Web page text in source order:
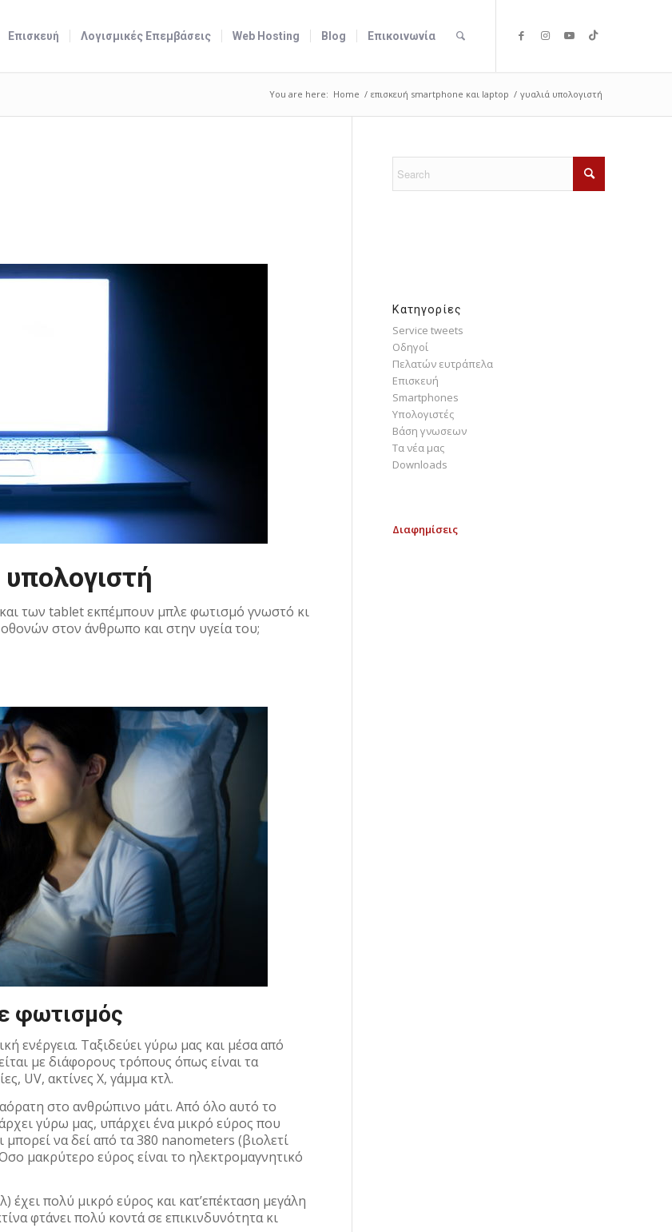
Επισκευή Λογισμικές Επεμβάσεις Web Hosting Blog Επικοινωνία
You are here: Home / επισκευή smartphone και laptop / γυαλιά υπολογιστή
υπολογιστή
των tablet εκπέμπουν μπλε φωτισμό γνωστό κι
στον άνθρωπο και στην υγεία του;
φωτισμός
ενέργεια. Ταξιδεύει γύρω μας και μέσα από
με διάφορους τρόπους όπως είναι τα
UV, ακτίνες Χ, γάμμα κτλ.
στο ανθρώπινο μάτι. Από όλο αυτό το
γύρω μας, υπάρχει ένα μικρό εύρος που
να δεί από τα 380 nanometers (βιολετί
μακρύτερο εύρος είναι το ηλεκτρομαγνητικό
πολύ μικρό εύρος και κατ’επέκταση μεγάλη
φτάνει πολύ κοντά σε επικινδυνότητα κι
Kατηγορίες
Service tweets
Οδηγοί
Πελατών ευτράπελα
Επισκευή
Smartphones
Υπολογιστές
Bάση γνωσεων
Τα νέα μας
Downloads
Διαφημίσεις